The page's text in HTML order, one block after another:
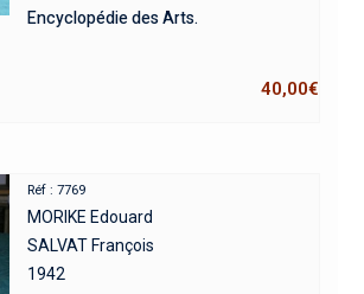
Encyclopédie des Arts.
40,00€
Réf : 7769
MORIKE Edouard
SALVAT François
1942